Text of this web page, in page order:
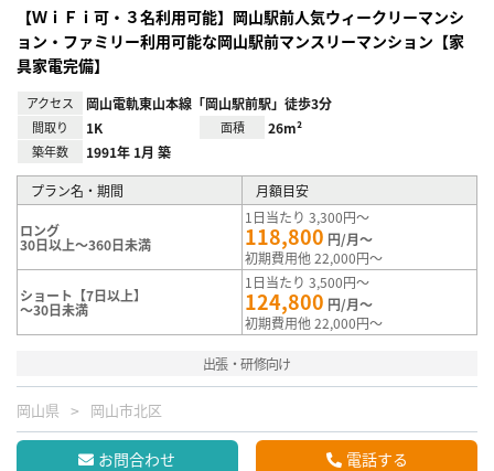
【ＷｉＦｉ可・３名利用可能】岡山駅前人気ウィークリーマンシ
ョン・ファミリー利用可能な岡山駅前マンスリーマンション【家
具家電完備】
アクセス 岡山電軌東山本線「岡山駅前駅」徒歩3分
間取り 1K 面積 26m²
築年数 1991年 1月 築
プラン名・期間 月額目安
ロング
30日以上～360日未満
1日当たり 3,300円～
118,800 円/月～
初期費用他 22,000円～
ショート【7日以上】
～30日未満
1日当たり 3,500円～
124,800 円/月～
初期費用他 22,000円～
出張・研修向け
岡山県 岡山市北区
お問合わせ 電話する